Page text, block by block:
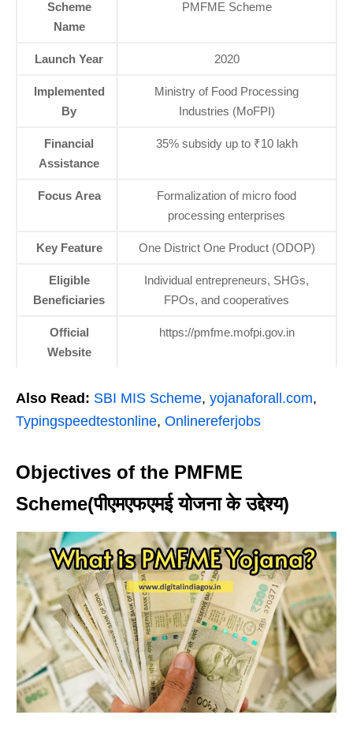
Scheme
Name
PMFME Scheme
Launch Year 2020
Implemented
By
Ministry of Food Processing
Industries (MoFPI)
Financial
Assistance
35% subsidy up to ₹10 lakh
Focus Area
Formalization of micro food
processing enterprises
Key Feature One District One Product (ODOP)
Eligible
Beneficiaries
Individual entrepreneurs, SHGs,
FPOs, and cooperatives
Official
Website
https://pmfme.mofpi.gov.in
Also Read: SBI MIS Scheme, yojanaforall.com,
Typingspeedtestonline, Onlinereferjobs
Objectives of the PMFME
Scheme(पीएमएफएमई योजना के उद्देश्य)